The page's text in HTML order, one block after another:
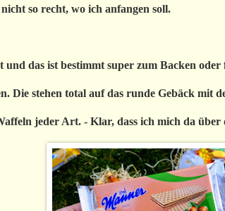
so recht, wo ich anfangen soll.
das ist bestimmt super zum Backen
Die stehen total auf das runde Gebäck mit
jeder Art. - Klar, dass ich mich da